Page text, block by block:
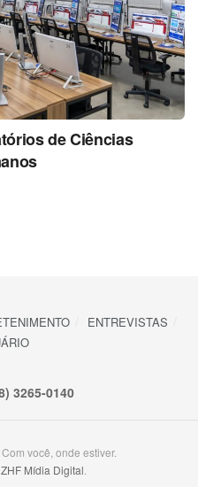
de Ciências
ENTREVISTAS
3265-0140
você, onde estiver.
ZHF Mídia Digital